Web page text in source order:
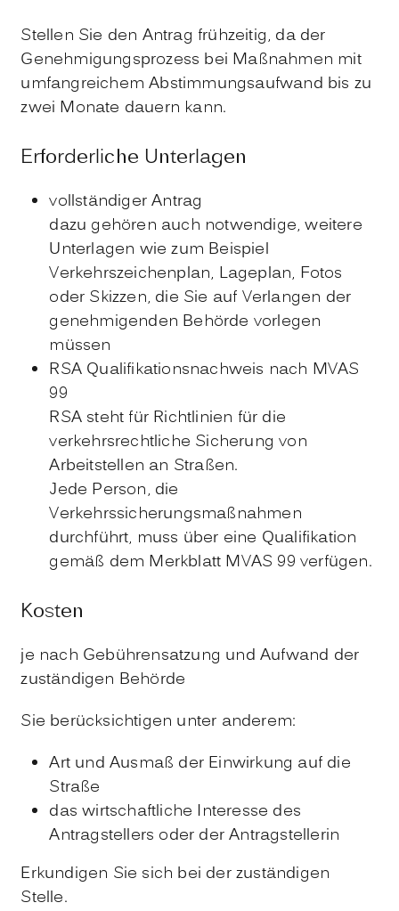
Stellen Sie den Antrag frühzeitig, da der
Genehmigungsprozess bei Maßnahmen mit
umfangreichem Abstimmungsaufwand bis zu
zwei Monate dauern kann.
Erforderliche Unterlagen
vollständiger Antrag
dazu gehören auch notwendige, weitere
Unterlagen wie zum Beispiel
Verkehrszeichenplan, Lageplan, Fotos
oder Skizzen, die Sie auf Verlangen der
genehmigenden Behörde vorlegen
müssen
RSA Qualifikationsnachweis nach MVAS
99
RSA steht für Richtlinien für die
verkehrsrechtliche Sicherung von
Arbeitstellen an Straßen.
Jede Person, die
Verkehrssicherungsmaßnahmen
durchführt, muss über eine Qualifikation
gemäß dem Merkblatt MVAS 99 verfügen.
Kosten
je nach Gebührensatzung und Aufwand der
zuständigen Behörde
Sie berücksichtigen unter anderem:
Art und Ausmaß der Einwirkung auf die
Straße
das wirtschaftliche Interesse des
Antragstellers oder der Antragstellerin
Erkundigen Sie sich bei der zuständigen
Stelle.